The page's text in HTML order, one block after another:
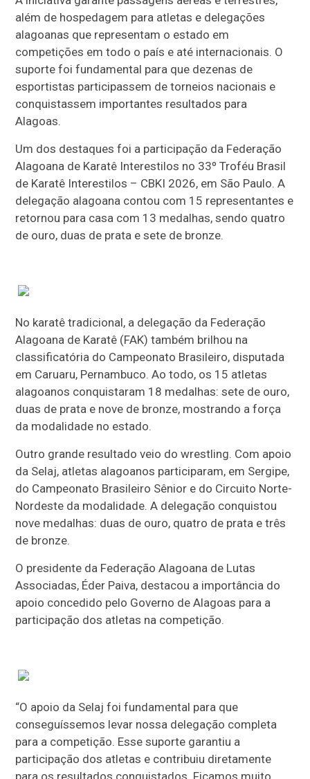
além de hospedagem para atletas e delegações
alagoanas que representam o estado em
competições em todo o país e até internacionais. O
suporte foi fundamental para que dezenas de
esportistas participassem de torneios nacionais e
conquistassem importantes resultados para
Alagoas.
Um dos destaques foi a participação da Federação
Alagoana de Karatê Interestilos no 33º Troféu Brasil
de Karatê Interestilos – CBKI 2026, em São Paulo. A
delegação alagoana contou com 15 representantes e
retornou para casa com 13 medalhas, sendo quatro
de ouro, duas de prata e sete de bronze.
No karatê tradicional, a delegação da Federação
Alagoana de Karatê (FAK) também brilhou na
classificatória do Campeonato Brasileiro, disputada
em Caruaru, Pernambuco. Ao todo, os 15 atletas
alagoanos conquistaram 18 medalhas: sete de ouro,
duas de prata e nove de bronze, mostrando a força
da modalidade no estado.
Outro grande resultado veio do wrestling. Com apoio
da Selaj, atletas alagoanos participaram, em Sergipe,
do Campeonato Brasileiro Sênior e do Circuito Norte-
Nordeste da modalidade. A delegação conquistou
nove medalhas: duas de ouro, quatro de prata e três
de bronze.
O presidente da Federação Alagoana de Lutas
Associadas, Éder Paiva, destacou a importância do
apoio concedido pelo Governo de Alagoas para a
participação dos atletas na competição.
“O apoio da Selaj foi fundamental para que
conseguíssemos levar nossa delegação completa
para a competição. Esse suporte garantiu a
participação dos atletas e contribuiu diretamente
para os resultados conquistados. Ficamos muito